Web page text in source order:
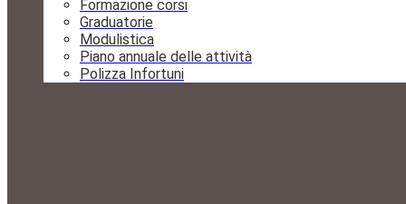
Formazione corsi
Graduatorie
Modulistica
Piano annuale delle attività
Polizza Infortuni